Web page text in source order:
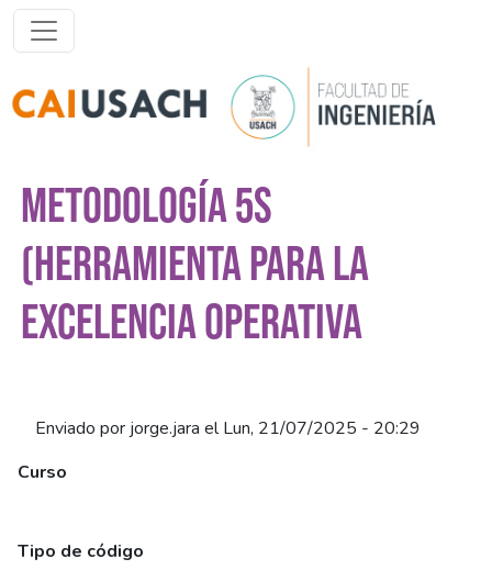
Pasar al contenido principal
METODOLOGÍA 5S
(HERRAMIENTA PARA LA
EXCELENCIA OPERATIVA
Enviado por jorge.jara elLun, 21/07/2025 - 20:29
Curso
Tipo de código